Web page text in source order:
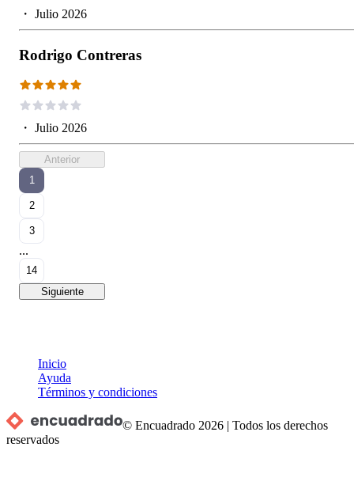
・ Julio 2026
Rodrigo Contreras
・ Julio 2026
Anterior
1
2
3
...
14
Siguiente
Inicio
Ayuda
Términos y condiciones
© Encuadrado 2026 |Todos los derechos
reservados